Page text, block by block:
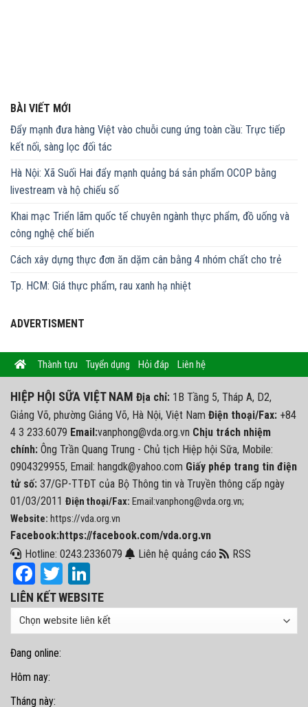
BÀI VIẾT MỚI
Đẩy mạnh đưa hàng Việt vào chuỗi cung ứng toàn cầu: Trực tiếp
kết nối, sàng lọc đối tác
Hà Nội: Xã Suối Hai đẩy mạnh quảng bá sản phẩm OCOP bằng
livestream và hộ chiếu số
Khai mạc Triển lãm quốc tế chuyên ngành thực phẩm, đồ uống và
công nghệ chế biến
Cách xây dựng thực đơn ăn dặm cân bằng 4 nhóm chất cho trẻ
Tp. HCM: Giá thực phẩm, rau xanh hạ nhiệt
ADVERTISMENT
Thành tựu Tuyển dụng Hỏi đáp Liên hệ
HIỆP HỘI SỮA VIỆT NAM Địa chỉ: 1B Tầng 5, Tháp A, D2,
Giảng Võ, phường Giảng Võ, Hà Nội, Việt Nam Điện thoại/Fax: +84
4 3 233.6079 Email:vanphong@vda.org.vn Chịu trách nhiệm
chính: Ông Trần Quang Trung - Chủ tịch Hiệp hội Sữa, Mobile:
0904329955, Email: hangdk@yahoo.com Giấy phép trang tin điện
tử số: 37/GP-TTĐT của Bộ Thông tin và Truyền thông cấp ngày
01/03/2011 Điện thoại/Fax: Email:vanphong@vda.org.vn;
Website: https://vda.org.vn
Facebook:https://facebook.com/vda.org.vn
Hotline: 0243.2336079
Liên hệ quảng cáo RSS
Facebook
Twitter
LIÊN KẾT WEBSITE
Đang online:
Hôm nay:
Tháng này: